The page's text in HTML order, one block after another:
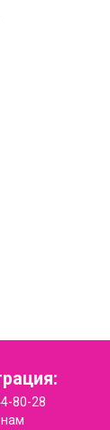
80-28